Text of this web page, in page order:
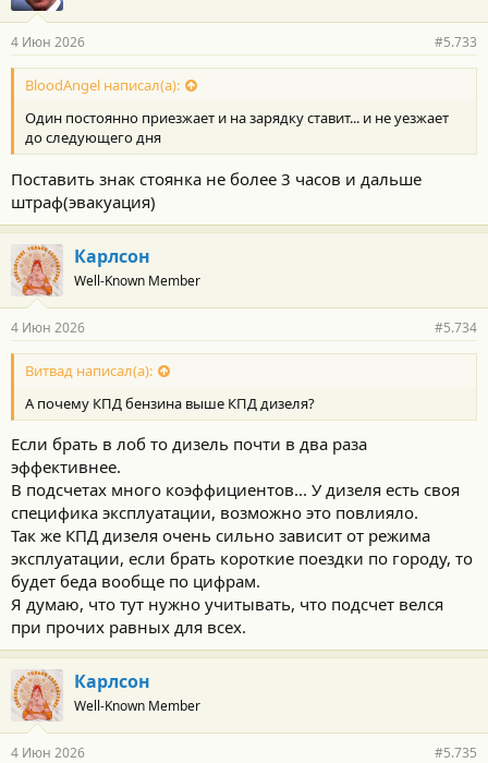
4 Июн 2026 #5.733
BloodAngel написал(а):
Один постоянно приезжает и на зарядку ставит... и не уезжает
до следующего дня
Поставить знак стоянка не более 3 часов и дальше
штраф(эвакуация)
Карлсон
Well-Known Member
4 Июн 2026 #5.734
Витвад написал(а):
А почему КПД бензина выше КПД дизеля?
Если брать в лоб то дизель почти в два раза
эффективнее.
В подсчетах много коэффициентов... У дизеля есть своя
специфика эксплуатации, возможно это повлияло.
Так же КПД дизеля очень сильно зависит от режима
эксплуатации, если брать короткие поездки по городу, то
будет беда вообще по цифрам.
Я думаю, что тут нужно учитывать, что подсчет велся
при прочих равных для всех.
Карлсон
Well-Known Member
4 Июн 2026 #5.735